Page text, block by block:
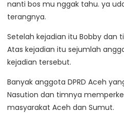
nanti bos mu nggak tahu. ya
terangnya.
Setelah kejadian itu Bobby dan
Atas kejadian itu sejumlah
kejadian tersebut.
Banyak anggota DPRD Aceh
Nasution dan timnya
masyarakat Aceh dan Sumut.